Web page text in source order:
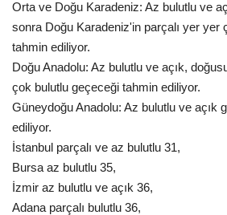
Orta ve Doğu Karadeniz: Az bulutlu ve
sonra Doğu Karadeniz'in parçalı yer yer
tahmin ediliyor.
Doğu Anadolu: Az bulutlu ve açık,
çok bulutlu geçeceği tahmin ediliyor.
Güneydoğu Anadolu: Az bulutlu ve açık
ediliyor.
İstanbul parçalı ve az bulutlu 31,
Bursa az bulutlu 35,
İzmir az bulutlu ve açık 36,
Adana parçalı bulutlu 36,